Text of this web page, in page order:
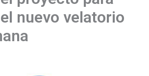
nuevo velatorio